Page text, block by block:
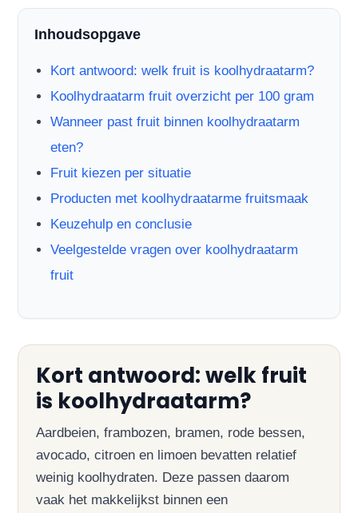
Inhoudsopgave
Kort antwoord: welk fruit is koolhydraatarm?
Koolhydraatarm fruit overzicht per 100 gram
Wanneer past fruit binnen koolhydraatarm
eten?
Fruit kiezen per situatie
Producten met koolhydraatarme fruitsmaak
Keuzehulp en conclusie
Veelgestelde vragen over koolhydraatarm
fruit
Kort antwoord: welk fruit
is koolhydraatarm?
Aardbeien, frambozen, bramen, rode bessen,
avocado, citroen en limoen bevatten relatief
weinig koolhydraten. Deze passen daarom
vaak het makkelijkst binnen een